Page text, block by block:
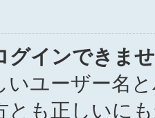
グインできま
いユーザー名
とも正しいに